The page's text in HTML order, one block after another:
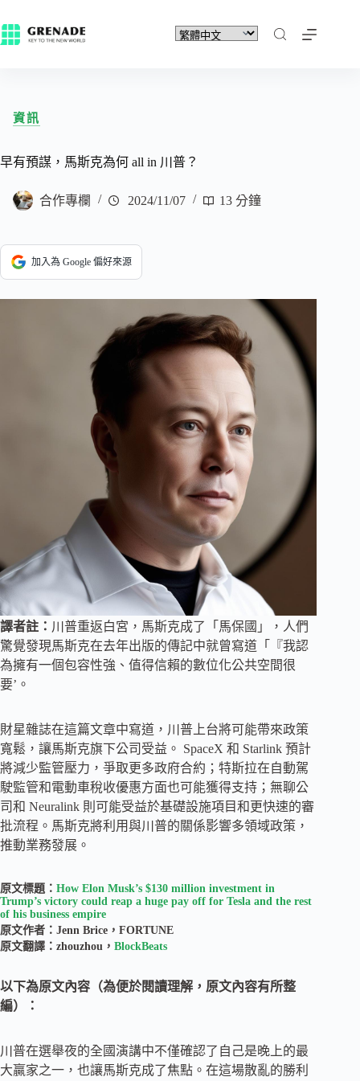
資訊
早有預謀，馬斯克為何 all in 川普？
合作專欄 2024/11/07 13 分鐘
加入為 Google 偏好來源
譯者註： 川普重返白宮，馬斯克成了「馬保國」，人們
驚覺發現馬斯克在去年出版的傳記中就曾寫道「『我認
為擁有一個包容性強、值得信賴的數位化公共空間很
要’。
財星雜誌在這篇文章中寫道，川普上台將可能帶來政策
寬鬆，讓馬斯克旗下公司受益。 SpaceX 和 Starlink 預計
將減少監管壓力，爭取更多政府合約；特斯拉在自動駕
駛監管和電動車稅收優惠方面也可能獲得支持；無聊公
司和 Neuralink 則可能受益於基礎設施項目和更快速的審
批流程。馬斯克將利用與川普的關係影響多領域政策，
推動業務發展。
原文標題： How Elon Musk’s $130 million investment in
Trump’s victory could reap a huge pay off for Tesla and the rest
of his business empire
原文作者：Jenn Brice，FORTUNE
原文翻譯：zhouzhou， BlockBeats
以下為原文內容（為便於閱讀理解，原文內容有所整
編）：
川普在選舉夜的全國演講中不僅確認了自己是晚上的最
大贏家之一，也讓馬斯克成了焦點。在這場散亂的勝利